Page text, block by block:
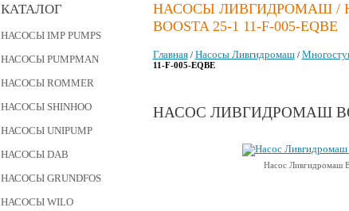
КАТАЛОГ
НАСОСЫ IMP PUMPS
НАСОСЫ PUMPMAN
НАСОСЫ ROMMER
НАСОСЫ SHINHOO
НАСОСЫ UNIPUMP
НАСОСЫ DAB
НАСОСЫ GRUNDFOS
НАСОСЫ WILO
НАСОСЫ ЛИВГИДРОМАШ /
BOOSTA 25-1 11-F-005-EQBE
Главная/ Насосы Ливгидромаш/
11-F-005-EQBE
НАСОС ЛИВГИДРОМАШ
Насос Ливгидромаш